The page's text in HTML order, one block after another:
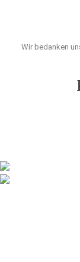
Wir bedanken